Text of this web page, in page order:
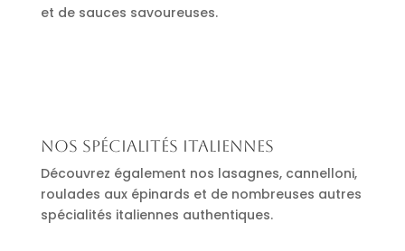
et de sauces savoureuses.
Nos spécialités italiennes
Découvrez également nos lasagnes, cannelloni,
roulades aux épinards et de nombreuses autres
spécialités italiennes authentiques.